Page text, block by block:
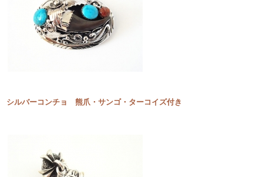
シルバーコンチョ 熊爪・サンゴ・ターコイズ付き